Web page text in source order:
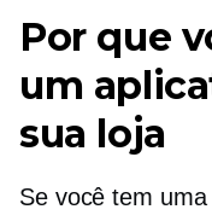
Por que
um
sua loja
Se você tem